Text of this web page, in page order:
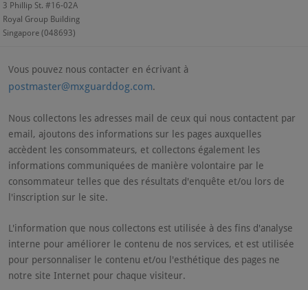
3 Phillip St. #16-02A
Royal Group Building
Singapore (048693)
Vous pouvez nous contacter en écrivant à
postmaster@mxguarddog.com.
Nous collectons les adresses mail de ceux qui nous contactent par
email, ajoutons des informations sur les pages auxquelles
accèdent les consommateurs, et collectons également les
informations communiquées de manière volontaire par le
consommateur telles que des résultats d'enquête et/ou lors de
l'inscription sur le site.
L'information que nous collectons est utilisée à des fins d'analyse
interne pour améliorer le contenu de nos services, et est utilisée
pour personnaliser le contenu et/ou l'esthétique des pages ne
notre site Internet pour chaque visiteur.